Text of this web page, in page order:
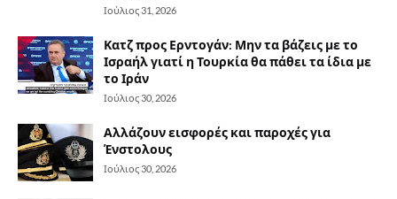
Ιούλιος 31, 2026
Κατζ προς Ερντογάν: Μην τα βάζεις με το
Ισραήλ γιατί η Τουρκία θα πάθει τα ίδια με
το Ιράν
Ιούλιος 30, 2026
Αλλάζουν εισφορές και παροχές για
Ένστολους
Ιούλιος 30, 2026